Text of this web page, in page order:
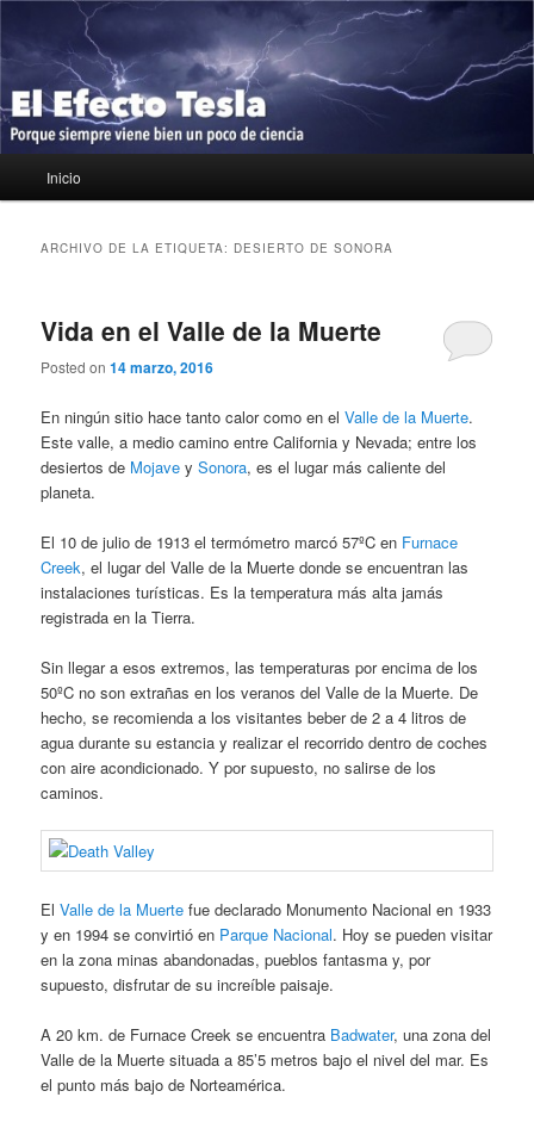
contenido
principal
contenido
secundario
El Efecto Tesla
Porque siempre viene bien un poco de ciencia
principal
Inicio
ARCHIVO DE LA ETIQUETA: DESIERTO DE SONORA
Vida en el Valle de la Muerte
Posted on14 marzo, 2016
En ningún sitio hace tanto calor como en elValle de la Muerte.
Este valle, a medio camino entre California y Nevada; entre los
desiertos de Mojave ySonora, es el lugar más caliente del
planeta.
El 10 de julio de 1913 el termómetro marcó 57ºC en Furnace
Creek, el lugar del Valle de la Muerte donde se encuentran las
instalaciones turísticas. Es la temperatura más alta jamás
registrada en la Tierra.
Sin llegar a esos extremos, las temperaturas por encima de los
50ºC no son extrañas en los veranos del Valle de la Muerte. De
hecho, se recomienda a los visitantes beber de 2 a 4 litros de
agua durante su estancia y realizar el recorrido dentro de coches
con aire acondicionado. Y por supuesto, no salirse de los
caminos.
ElValle de la Muerte fue declarado Monumento Nacional en 1933
y en 1994 se convirtió en Parque Nacional. Hoy se pueden visitar
en la zona minas abandonadas, pueblos fantasma y, por
supuesto, disfrutar de su increíble paisaje.
A 20 km. de Furnace Creek se encuentra Badwater, una zona del
Valle de la Muerte situada a 85’5 metros bajo el nivel del mar. Es
el punto más bajo de Norteamérica.